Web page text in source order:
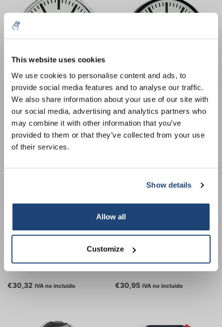
This website uses cookies
We use cookies to personalise content and ads, to
provide social media features and to analyse our traffic.
We also share information about your use of our site with
our social media, advertising and analytics partners who
may combine it with other information that you’ve
provided to them or that they’ve collected from your use
of their services.
Show details
Allow all
Customize
Radiogestuurde wandklok,
chroom
€43,20 IVA no incluido
Radiogestuurde wandklok,
zwart
€43,60 IVA no incluido
Radiowekker XXL
€30,32 IVA no incluido
Stopwatch
€30,95 IVA no incluido
5% off for your next order
Sign up for our newsletter to stay informed about
our new products, and receive a 10% discount on
your next purchase for all chemical products from
our own brand 😀
Your discount applies to orders above €50,00